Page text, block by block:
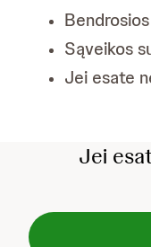
Sąveikos
Jei esate
Jei